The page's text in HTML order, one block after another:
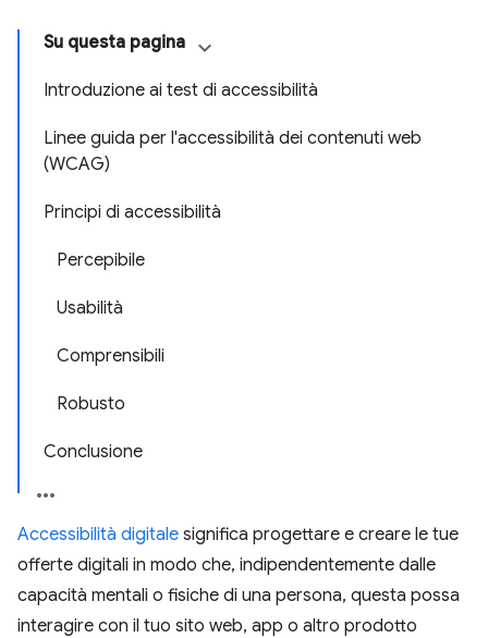
Su questa pagina
Introduzione ai test di accessibilità
Linee guida per l'accessibilità dei contenuti web
(WCAG)
Principi di accessibilità
Percepibile
Usabilità
Comprensibili
Robusto
Conclusione
Accessibilità digitale significa progettare e creare le tue
offerte digitali in modo che, indipendentemente dalle
capacità mentali o fisiche di una persona, questa possa
interagire con il tuo sito web, app o altro prodotto